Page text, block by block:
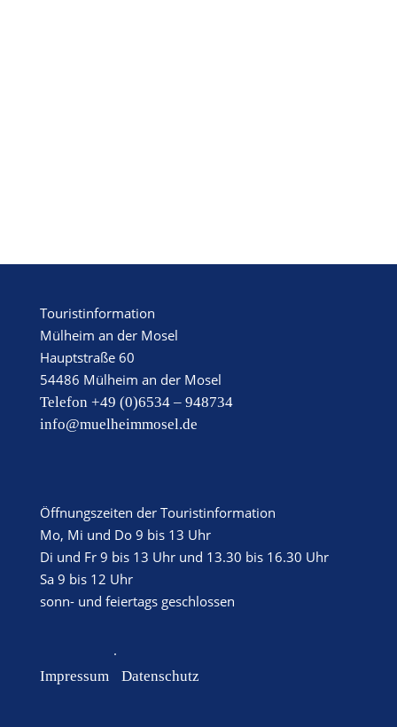
Touristinformation
Mülheim an der Mosel
Hauptstraße 60
54486 Mülheim an der Mosel
Telefon +49 (0)6534 – 948734
info@muelheimmosel.de
Öffnungszeiten der Touristinformation
Mo, Mi und Do 9 bis 13 Uhr
Di und Fr 9 bis 13 Uhr und 13.30 bis 16.30 Uhr
Sa 9 bis 12 Uhr
sonn- und feiertags geschlossen
Impressum
·
Datenschutz